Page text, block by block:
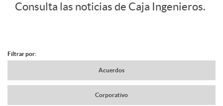
Consulta las noticias de Caja Ingenieros.
N
Filtrar por:
Acuerdos
Corporativo